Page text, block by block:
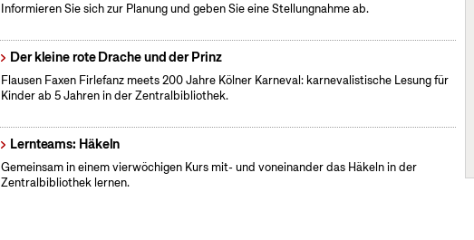
Informieren Sie sich zur Planung und geben Sie eine Stellungnahme ab.
Der kleine rote Drache und der Prinz
Flausen Faxen Firlefanz meets 200 Jahre Kölner Karneval: karnevalistische Lesung für
Kinder ab 5 Jahren in der Zentralbibliothek.
Lernteams: Häkeln
Gemeinsam in einem vierwöchigen Kurs mit- und voneinander das Häkeln in der
Zentralbibliothek lernen.